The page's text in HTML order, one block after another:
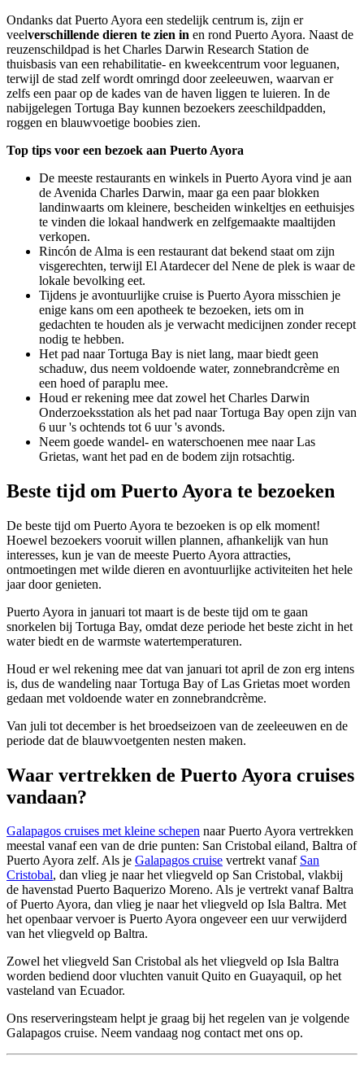
Ondanks dat Puerto Ayora een stedelijk centrum is, zijn er
veelverschillende dieren te zien in en rond Puerto Ayora. Naast de
reuzenschildpad is het Charles Darwin Research Station de
thuisbasis van een rehabilitatie- en kweekcentrum voor leguanen,
terwijl de stad zelf wordt omringd door zeeleeuwen, waarvan er
zelfs een paar op de kades van de haven liggen te luieren. In de
nabijgelegen Tortuga Bay kunnen bezoekers zeeschildpadden,
roggen en blauwvoetige boobies zien.
Top tips voor een bezoek aan Puerto Ayora
De meeste restaurants en winkels in Puerto Ayora vind je aan
de Avenida Charles Darwin, maar ga een paar blokken
landinwaarts om kleinere, bescheiden winkeltjes en eethuisjes
te vinden die lokaal handwerk en zelfgemaakte maaltijden
verkopen.
Rincón de Alma is een restaurant dat bekend staat om zijn
visgerechten, terwijl El Atardecer del Nene de plek is waar de
lokale bevolking eet.
Tijdens je avontuurlijke cruise is Puerto Ayora misschien je
enige kans om een apotheek te bezoeken, iets om in
gedachten te houden als je verwacht medicijnen zonder recept
nodig te hebben.
Het pad naar Tortuga Bay is niet lang, maar biedt geen
schaduw, dus neem voldoende water, zonnebrandcrème en
een hoed of paraplu mee.
Houd er rekening mee dat zowel het Charles Darwin
Onderzoeksstation als het pad naar Tortuga Bay open zijn van
6 uur 's ochtends tot 6 uur 's avonds.
Neem goede wandel- en waterschoenen mee naar Las
Grietas, want het pad en de bodem zijn rotsachtig.
Beste tijd om Puerto Ayora te bezoeken
De beste tijd om Puerto Ayora te bezoeken is op elk moment!
Hoewel bezoekers vooruit willen plannen, afhankelijk van hun
interesses, kun je van de meeste Puerto Ayora attracties,
ontmoetingen met wilde dieren en avontuurlijke activiteiten het hele
jaar door genieten.
Puerto Ayora in januari tot maart is de beste tijd om te gaan
snorkelen bij Tortuga Bay, omdat deze periode het beste zicht in het
water biedt en de warmste watertemperaturen.
Houd er wel rekening mee dat van januari tot april de zon erg intens
is, dus de wandeling naar Tortuga Bay of Las Grietas moet worden
gedaan met voldoende water en zonnebrandcrème.
Van juli tot december is het broedseizoen van de zeeleeuwen en de
periode dat de blauwvoetgenten nesten maken.
Waar vertrekken de Puerto Ayora cruises
vandaan?
Galapagos cruises met kleine schepen naar Puerto Ayora vertrekken
meestal vanaf een van de drie punten: San Cristobal eiland, Baltra of
Puerto Ayora zelf. Als je Galapagos cruise vertrekt vanaf San
Cristobal, dan vlieg je naar het vliegveld op San Cristobal, vlakbij
de havenstad Puerto Baquerizo Moreno. Als je vertrekt vanaf Baltra
of Puerto Ayora, dan vlieg je naar het vliegveld op Isla Baltra. Met
het openbaar vervoer is Puerto Ayora ongeveer een uur verwijderd
van het vliegveld op Baltra.
Zowel het vliegveld San Cristobal als het vliegveld op Isla Baltra
worden bediend door vluchten vanuit Quito en Guayaquil, op het
vasteland van Ecuador.
Ons reserveringsteam helpt je graag bij het regelen van je volgende
Galapagos cruise. Neem vandaag nog contact met ons op.